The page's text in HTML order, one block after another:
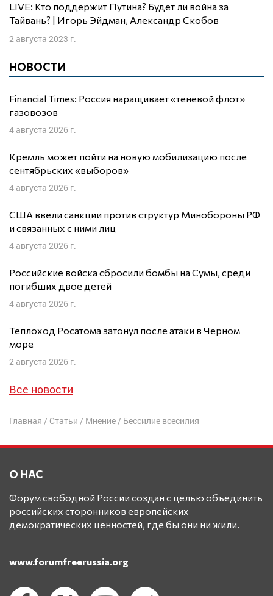
LIVE: Кто поддержит Путина? Будет ли война за
Тайвань? | Игорь Эйдман, Александр Скобов
2 августа 2023 г.
НОВОСТИ
Financial Times: Россия наращивает «теневой флот»
газовозов
4 августа 2026 г.
Кремль может пойти на новую мобилизацию после
сентябрьских «выборов»
4 августа 2026 г.
США ввели санкции против структур Минобороны РФ
и связанных с ними лиц
4 августа 2026 г.
Российские войска сбросили бомбы на Сумы, среди
погибших двое детей
4 августа 2026 г.
Теплоход Росатома затонул после атаки в Черном
море
2 августа 2026 г.
Все новости
Главная / Статьи / Мнение/ Бессилие всесилия
О НАС
Форум свободной России создан с целью объединить
российских сторонников европейских
демократических ценностей, где бы они ни жили.
www.forumfreerussia.org